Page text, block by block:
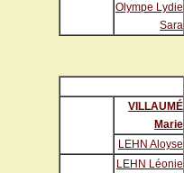
Olympe Lydie
Sara
VILLAUMÉ
Marie
LEHN Aloyse
LEHN Léonie